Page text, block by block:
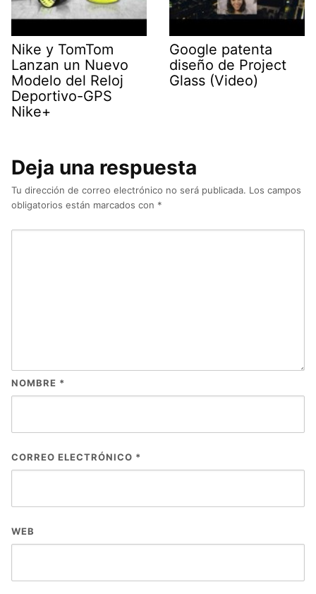
Nike y TomTom
Lanzan un Nuevo
Modelo del Reloj
Deportivo-GPS
Nike+
Google patenta
diseño de Project
Glass (Video)
Deja una respuesta
Tu dirección de correo electrónico no será publicada. Los campos
obligatorios están marcados con *
NOMBRE *
CORREO ELECTRÓNICO *
WEB